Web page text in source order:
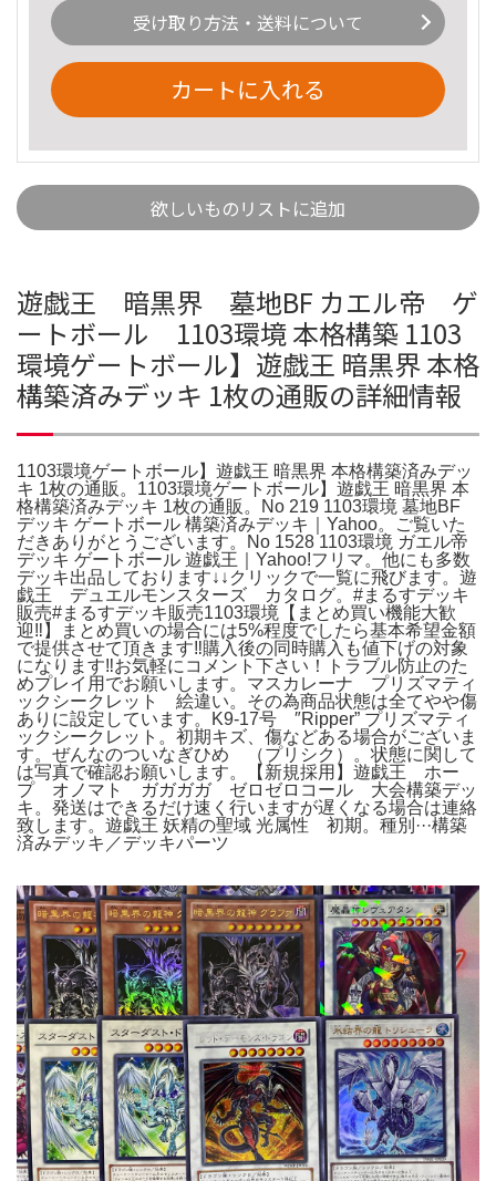
受け取り方法・送料について
カートに入れる
欲しいものリストに追加
遊戯王 暗黒界 墓地BF カエル帝 ゲ
ートボール 1103環境 本格構築 1103
環境ゲートボール】遊戯王 暗黒界 本格
構築済みデッキ 1枚の通販の詳細情報
1103環境ゲートボール】遊戯王 暗黒界 本格構築済みデッ
キ 1枚の通販。1103環境ゲートボール】遊戯王 暗黒界 本
格構築済みデッキ 1枚の通販。No 219 1103環境 墓地BF
デッキ ゲートボール 構築済みデッキ｜Yahoo。ご覧いた
だきありがとうございます。No 1528 1103環境 ガエル帝
デッキ ゲートボール 遊戯王｜Yahoo!フリマ。他にも多数
デッキ出品しております↓↓クリックで一覧に飛びます。遊
戯王 デュエルモンスターズ カタログ。#まるすデッキ
販売#まるすデッキ販売1103環境【まとめ買い機能大歓
迎‼︎】まとめ買いの場合には5%程度でしたら基本希望金額
で提供させて頂きます‼︎購入後の同時購入も値下げの対象
になります‼︎お気軽にコメント下さい！トラブル防止のた
めプレイ用でお願いします。マスカレーナ プリズマティ
ックシークレット 絵違い。その為商品状態は全てやや傷
ありに設定しています。K9-17号 ″Ripper” プリズマティ
ックシークレット。初期キズ、傷などある場合がございま
す。ぜんなのついなぎひめ （プリシク）。状態に関して
は写真で確認お願いします。【新規採用】遊戯王 ホー
プ オノマト ガガガガ ゼロゼロコール 大会構築デッ
キ。発送はできるだけ速く行いますが遅くなる場合は連絡
致します。遊戯王 妖精の聖域 光属性 初期。種別···構築
済みデッキ／デッキパーツ